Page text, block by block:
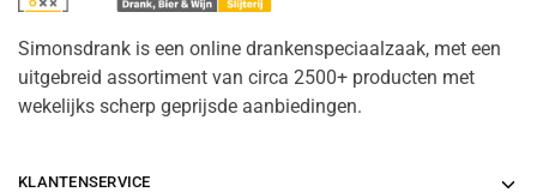
Simonsdrank is een online drankenspeciaalzaak, met een
uitgebreid assortiment van circa 2500+ producten met
wekelijks scherp geprijsde aanbiedingen.
KLANTENSERVICE